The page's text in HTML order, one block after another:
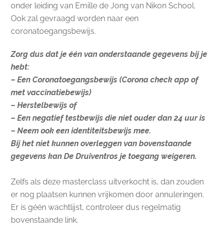
onder leiding van Emille de Jong van Nikon School.
Ook zal gevraagd worden naar een
coronatoegangsbewijs.
Zorg dus dat je één van onderstaande gegevens bij je
hebt:
– Een Coronatoegangsbewijs (Corona check app of
met vaccinatiebewijs)
– Herstelbewijs of
– Een negatief testbewijs die niet ouder dan 24 uur is
– Neem ook een identiteitsbewijs mee.
Bij het niet kunnen overleggen van bovenstaande
gegevens kan De Druiventros je toegang weigeren.
Zelfs als deze masterclass uitverkocht is, dan zouden
er nog plaatsen kunnen vrijkomen door annuleringen.
Er is géén wachtlijst, controleer dus regelmatig
bovenstaande link.